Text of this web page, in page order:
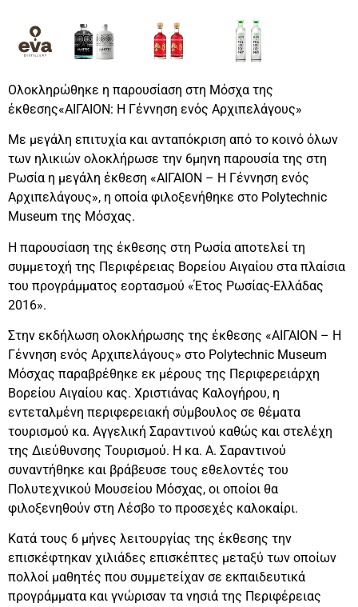
Ολοκληρώθηκε η παρουσίαση στη Μόσχα της
έκθεσης«ΑΙΓΑΙΟΝ: Η Γέννηση ενός Aρχιπελάγους»
Με μεγάλη επιτυχία και ανταπόκριση από το κοινό όλων
των ηλικιών ολοκλήρωσε την 6μηνη παρουσία της στη
Ρωσία η μεγάλη έκθεση «ΑΙΓΑΙΟΝ – Η Γέννηση ενός
Aρχιπελάγους», η οποία φιλοξενήθηκε στο Polytechnic
Museum της Μόσχας.
Η παρουσίαση της έκθεσης στη Ρωσία αποτελεί τη
συμμετοχή της Περιφέρειας Βορείου Αιγαίου στα πλαίσια
του προγράμματος εορτασμού «Έτος Ρωσίας-Ελλάδας
2016».
Στην εκδήλωση ολοκλήρωσης της έκθεσης «ΑΙΓΑΙΟΝ – Η
Γέννηση ενός Aρχιπελάγους» στο Polytechnic Museum
Μόσχας παραβρέθηκε εκ μέρους της Περιφερειάρχη
Βορείου Αιγαίου κας. Χριστιάνας Καλογήρου, η
εντεταλμένη περιφερειακή σύμβουλος σε θέματα
τουρισμού κα. Αγγελική Σαραντινού καθώς και στελέχη
της Διεύθυνσης Τουρισμού. Η κα. Α. Σαραντινού
συναντήθηκε και βράβευσε τους εθελοντές του
Πολυτεχνικού Μουσείου Μόσχας, οι οποίοι θα
φιλοξενηθούν στη Λέσβο το προσεχές καλοκαίρι.
Κατά τους 6 μήνες λειτουργίας της έκθεσης την
επισκέφτηκαν χιλιάδες επισκέπτες μεταξύ των οποίων
πολλοί μαθητές που συμμετείχαν σε εκπαιδευτικά
προγράμματα και γνώρισαν τα νησιά της Περιφέρειας